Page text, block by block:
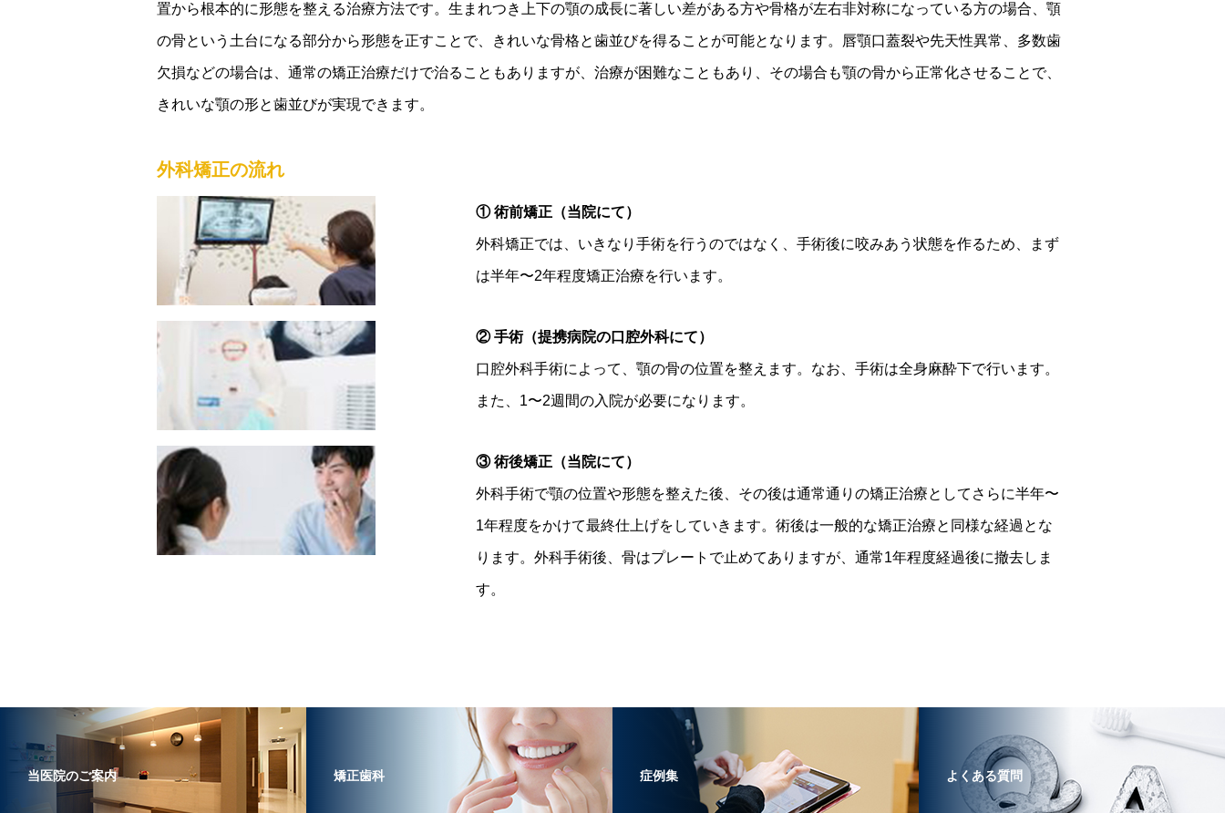
置から根本的に形態を整える治療方法です。生まれつき上下の顎の成長に著しい差がある方や骨格が左右非対称になっている方の場合、顎
の骨という土台になる部分から形態を正すことで、きれいな骨格と歯並びを得ることが可能となります。唇顎口蓋裂や先天性異常、多数歯
欠損などの場合は、通常の矯正治療だけで治ることもありますが、治療が困難なこともあり、その場合も顎の骨から正常化させることで、
きれいな顎の形と歯並びが実現できます。
外科矯正の流れ
① 術前矯正（当院にて）
外科矯正では、いきなり手術を行うのではなく、手術後に咬みあう状態を作るため、まず
は半年〜2年程度矯正治療を行います。
② 手術（提携病院の口腔外科にて）
口腔外科手術によって、顎の骨の位置を整えます。なお、手術は全身麻酔下で行います。
また、1〜2週間の入院が必要になります。
③ 術後矯正（当院にて）
外科手術で顎の位置や形態を整えた後、その後は通常通りの矯正治療としてさらに半年〜
1年程度をかけて最終仕上げをしていきます。術後は一般的な矯正治療と同様な経過とな
ります。外科手術後、骨はプレートで止めてありますが、通常1年程度経過後に撤去しま
す。
当医院のご案内 矯正歯科 症例集 よくある質問